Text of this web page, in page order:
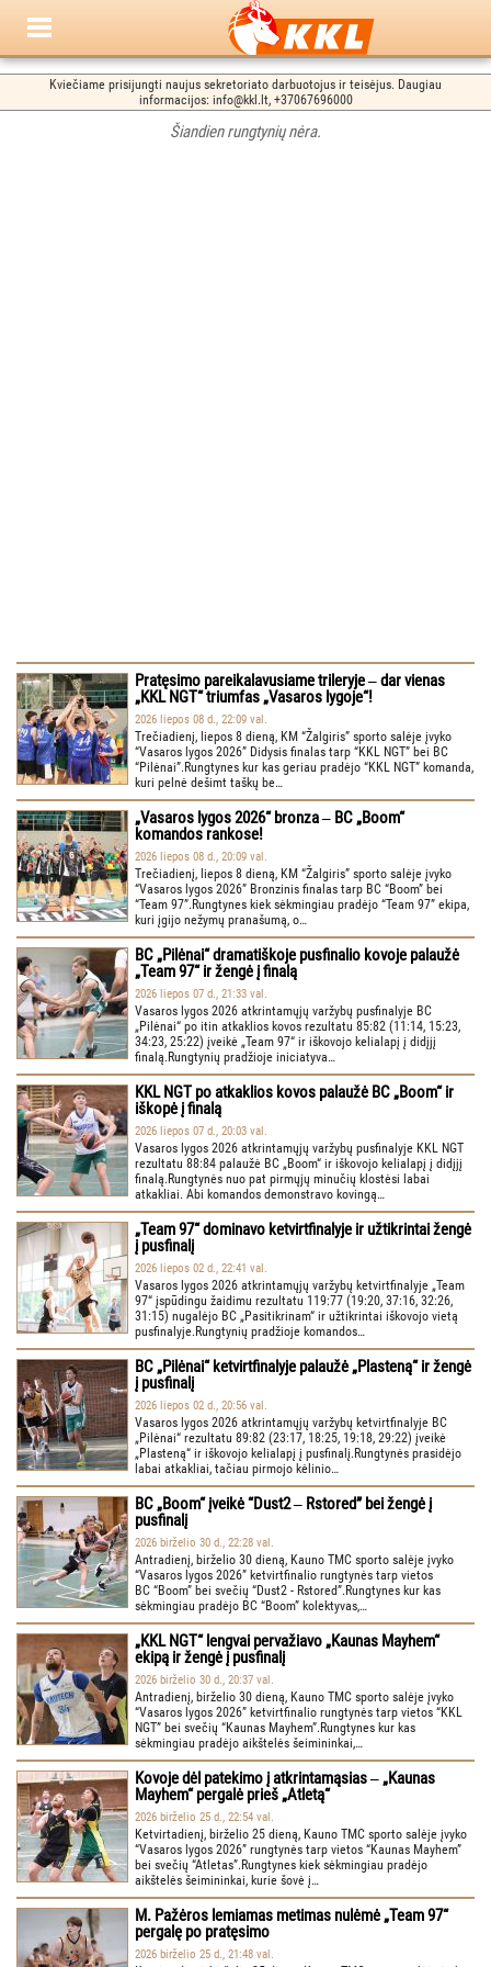
Kviečiame prisijungti naujus sekretoriato darbuotojus ir teisėjus. Daugiau
informacijos: info@kkl.lt, +37067696000
Šiandien rungtynių nėra.
Pratęsimo pareikalavusiame trileryje ‒ dar vienas
„KKL NGT“ triumfas „Vasaros lygoje“!
2026 liepos 08 d., 22:09 val.
Trečiadienį, liepos 8 dieną, KM “Žalgiris” sporto salėje įvyko
“Vasaros lygos 2026” Didysis finalas tarp “KKL NGT” bei BC
“Pilėnai”.Rungtynes kur kas geriau pradėjo “KKL NGT” komanda,
kuri pelnė dešimt taškų be…
„Vasaros lygos 2026“ bronza ‒ BC „Boom“
komandos rankose!
2026 liepos 08 d., 20:09 val.
Trečiadienį, liepos 8 dieną, KM “Žalgiris” sporto salėje įvyko
“Vasaros lygos 2026” Bronzinis finalas tarp BC “Boom” bei
“Team 97”.Rungtynes kiek sėkmingiau pradėjo “Team 97” ekipa,
kuri įgijo nežymų pranašumą, o…
BC „Pilėnai“ dramatiškoje pusfinalio kovoje palaužė
„Team 97“ ir žengė į finalą
2026 liepos 07 d., 21:33 val.
Vasaros lygos 2026 atkrintamųjų varžybų pusfinalyje BC
„Pilėnai“ po itin atkaklios kovos rezultatu 85:82 (11:14, 15:23,
34:23, 25:22) įveikė „Team 97“ ir iškovojo kelialapį į didįjį
finalą.Rungtynių pradžioje iniciatyva…
KKL NGT po atkaklios kovos palaužė BC „Boom“ ir
iškopė į finalą
2026 liepos 07 d., 20:03 val.
Vasaros lygos 2026 atkrintamųjų varžybų pusfinalyje KKL NGT
rezultatu 88:84 palaužė BC „Boom“ ir iškovojo kelialapį į didįjį
finalą.Rungtynės nuo pat pirmųjų minučių klostėsi labai
atkakliai. Abi komandos demonstravo kovingą…
„Team 97“ dominavo ketvirtfinalyje ir užtikrintai žengė
į pusfinalį
2026 liepos 02 d., 22:41 val.
Vasaros lygos 2026 atkrintamųjų varžybų ketvirtfinalyje „Team
97“ įspūdingu žaidimu rezultatu 119:77 (19:20, 37:16, 32:26,
31:15) nugalėjo BC „Pasitikrinam“ ir užtikrintai iškovojo vietą
pusfinalyje.Rungtynių pradžioje komandos…
BC „Pilėnai“ ketvirtfinalyje palaužė „Plasteną“ ir žengė
į pusfinalį
2026 liepos 02 d., 20:56 val.
Vasaros lygos 2026 atkrintamųjų varžybų ketvirtfinalyje BC
„Pilėnai“ rezultatu 89:82 (23:17, 18:25, 19:18, 29:22) įveikė
„Plasteną“ ir iškovojo kelialapį į pusfinalį.Rungtynės prasidėjo
labai atkakliai, tačiau pirmojo kėlinio…
BC „Boom“ įveikė “Dust2 ‒ Rstored” bei žengė į
pusfinalį
2026 birželio 30 d., 22:28 val.
Antradienį, birželio 30 dieną, Kauno TMC sporto salėje įvyko
“Vasaros lygos 2026” ketvirtfinalio rungtynės tarp vietos
BC “Boom” bei svečių “Dust2 - Rstored”.Rungtynes kur kas
sėkmingiau pradėjo BC “Boom” kolektyvas,…
„KKL NGT“ lengvai pervažiavo „Kaunas Mayhem“
ekipą ir žengė į pusfinalį
2026 birželio 30 d., 20:37 val.
Antradienį, birželio 30 dieną, Kauno TMC sporto salėje įvyko
“Vasaros lygos 2026” ketvirtfinalio rungtynės tarp vietos “KKL
NGT” bei svečių “Kaunas Mayhem”.Rungtynes kur kas
sėkmingiau pradėjo aikštelės šeimininkai,…
Kovoje dėl patekimo į atkrintamąsias ‒ „Kaunas
Mayhem“ pergalė prieš „Atletą“
2026 birželio 25 d., 22:54 val.
Ketvirtadienį, birželio 25 dieną, Kauno TMC sporto salėje įvyko
“Vasaros lygos 2026” rungtynės tarp vietos “Kaunas Mayhem”
bei svečių “Atletas”.Rungtynes kiek sėkmingiau pradėjo
aikštelės šeimininkai, kurie šovė į…
M. Pažėros lemiamas metimas nulėmė „Team 97“
pergalę po pratęsimo
2026 birželio 25 d., 21:48 val.